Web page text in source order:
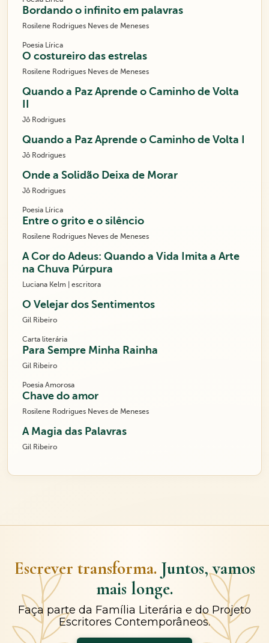
Bordando o infinito em palavras
Rosilene Rodrigues Neves de Meneses
Poesia Lírica
O costureiro das estrelas
Rosilene Rodrigues Neves de Meneses
Quando a Paz Aprende o Caminho de Volta
Jô Rodrigues
Quando a Paz Aprende o Caminho de Volta I
Jô Rodrigues
Onde a Solidão Deixa de Morar
Jô Rodrigues
Poesia Lírica
Entre o grito e o silêncio
Rosilene Rodrigues Neves de Meneses
A Cor do Adeus: Quando a Vida Imita a Arte
na Chuva Púrpura
Luciana Kelm | escritora
O Velejar dos Sentimentos
Gil Ribeiro
Carta literária
Para Sempre Minha Rainha
Gil Ribeiro
Poesia Amorosa
Chave do amor
Rosilene Rodrigues Neves de Meneses
A Magia das Palavras
Gil Ribeiro
Escrever transforma. Juntos, vamos
mais longe.
Faça parte da Família Literária e do Projeto
Escritores Contemporâneos.